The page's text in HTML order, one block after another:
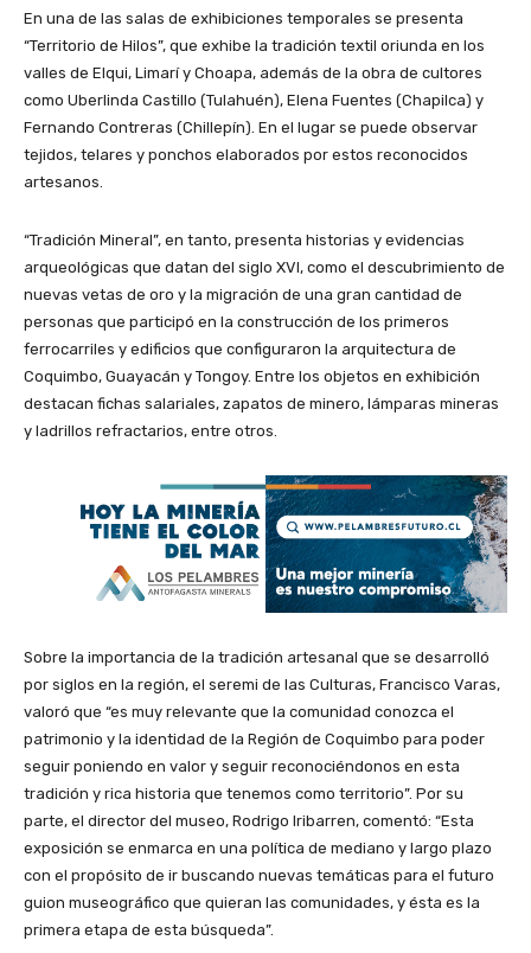
En una de las salas de exhibiciones temporales se presenta
“Territorio de Hilos”, que exhibe la tradición textil oriunda en los
valles de Elqui, Limarí y Choapa, además de la obra de cultores
como Uberlinda Castillo (Tulahuén), Elena Fuentes (Chapilca) y
Fernando Contreras (Chillepín). En el lugar se puede observar
tejidos, telares y ponchos elaborados por estos reconocidos
artesanos.
“Tradición Mineral”, en tanto, presenta historias y evidencias
arqueológicas que datan del siglo XVI, como el descubrimiento de
nuevas vetas de oro y la migración de una gran cantidad de
personas que participó en la construcción de los primeros
ferrocarriles y edificios que configuraron la arquitectura de
Coquimbo, Guayacán y Tongoy. Entre los objetos en exhibición
destacan fichas salariales, zapatos de minero, lámparas mineras
y ladrillos refractarios, entre otros.
Sobre la importancia de la tradición artesanal que se desarrolló
por siglos en la región, el seremi de las Culturas, Francisco Varas,
valoró que “es muy relevante que la comunidad conozca el
patrimonio y la identidad de la Región de Coquimbo para poder
seguir poniendo en valor y seguir reconociéndonos en esta
tradición y rica historia que tenemos como territorio”. Por su
parte, el director del museo, Rodrigo Iribarren, comentó: “Esta
exposición se enmarca en una política de mediano y largo plazo
con el propósito de ir buscando nuevas temáticas para el futuro
guion museográfico que quieran las comunidades, y ésta es la
primera etapa de esta búsqueda”.